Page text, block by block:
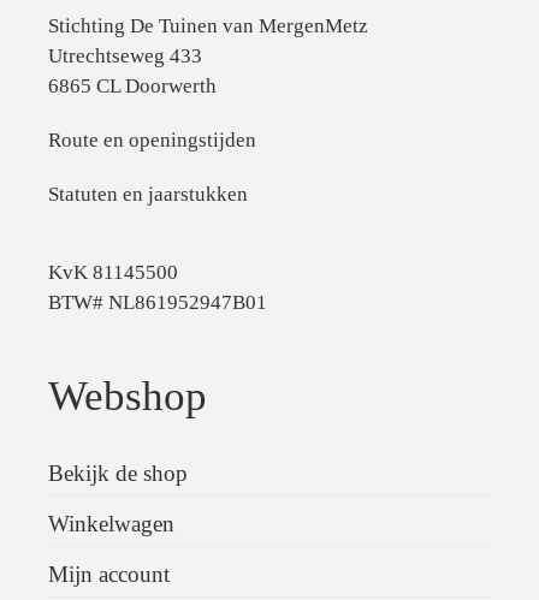
Stichting De Tuinen van MergenMetz
Utrechtseweg 433
6865 CL Doorwerth
Route en openingstijden
Statuten en jaarstukken
KvK 81145500
BTW# NL861952947B01
Webshop
Bekijk de shop
Winkelwagen
Mijn account